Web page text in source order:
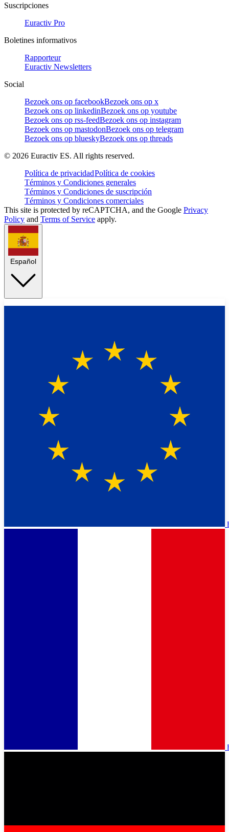
Suscripciones
Euractiv Pro
Boletines informativos
Rapporteur
Euractiv Newsletters
Social
Bezoek ons op facebookBezoek ons op x
Bezoek ons op linkedinBezoek ons op youtube
Bezoek ons op rss-feedBezoek ons op instagram
Bezoek ons op mastodonBezoek ons op telegram
Bezoek ons op blueskyBezoek ons op threads
© 2026 Euractiv ES. All rights reserved.
Política de privacidadPolítica de cookies
Términos y Condiciones generales
Términos y Condiciones de suscripción
Términos y Condiciones comerciales
This site is protected by reCAPTCHA, and the Google Privacy
Policy and Terms of Service apply.
Español